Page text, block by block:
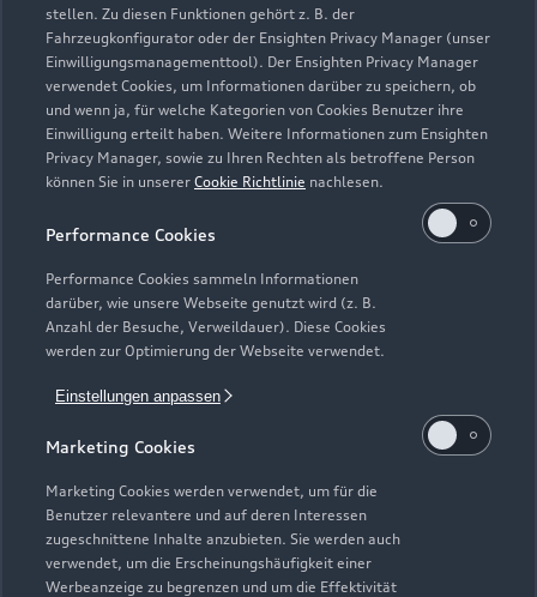
stellen. Zu diesen Funktionen gehört z. B. der
Fahrzeugkonfigurator oder der Ensighten Privacy Manager (unser
Einwilligungsmanagementtool). Der Ensighten Privacy Manager
verwendet Cookies, um Informationen darüber zu speichern, ob
und wenn ja, für welche Kategorien von Cookies Benutzer ihre
Einwilligung erteilt haben. Weitere Informationen zum Ensighten
Privacy Manager, sowie zu Ihren Rechten als betroffene Person
können Sie in unserer Cookie Richtlinie nachlesen.
Performance Cookies
Performance Cookies sammeln Informationen
darüber, wie unsere Webseite genutzt wird (z. B.
Anzahl der Besuche, Verweildauer). Diese Cookies
werden zur Optimierung der Webseite verwendet.
Einstellungen anpassen
Marketing Cookies
Marketing Cookies werden verwendet, um für die
Benutzer relevantere und auf deren Interessen
zugeschnittene Inhalte anzubieten. Sie werden auch
verwendet, um die Erscheinungshäufigkeit einer
Werbeanzeige zu begrenzen und um die Effektivität
Zur Reparatur
Zurück nach oben